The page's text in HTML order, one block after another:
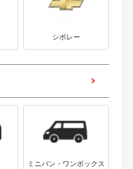
シボレー
ミニバン・ワンボックス